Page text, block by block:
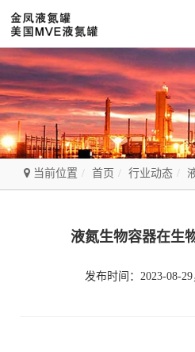
当前位置 首页 行业动态
液氮生物容器在生
发布时间：2023-08-